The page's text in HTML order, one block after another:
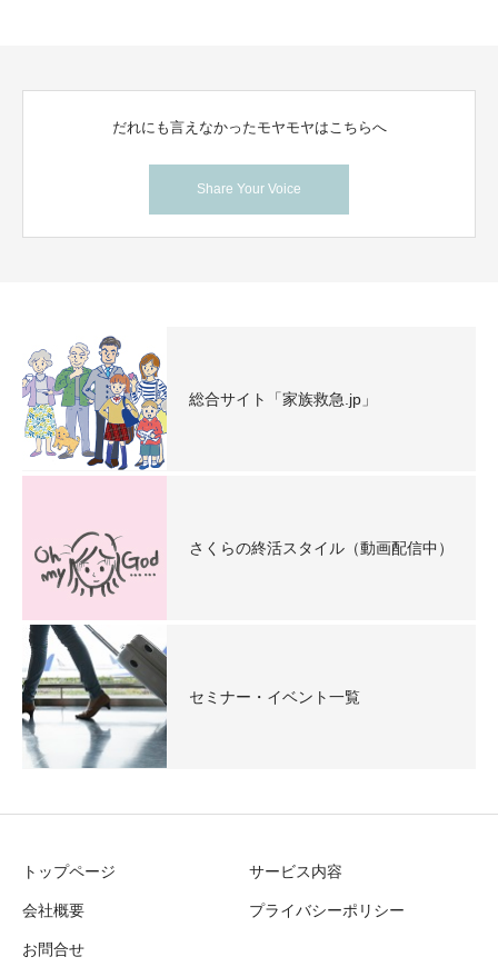
だれにも言えなかったモヤモヤはこちらへ
Share Your Voice
総合サイト「家族救急.jp」
さくらの終活スタイル（動画配信中）
セミナー・イベント一覧
トップページ サービス内容
会社概要 プライバシーポリシー
お問合せ